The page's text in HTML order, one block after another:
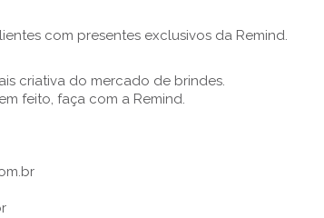
com presentes exclusivos da Remind.
criativa do mercado de brindes.
feito, faça com a Remind.